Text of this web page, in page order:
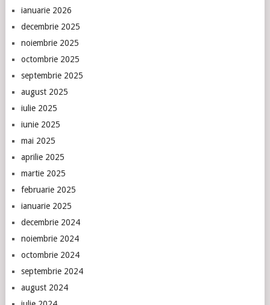
ianuarie 2026
decembrie 2025
noiembrie 2025
octombrie 2025
septembrie 2025
august 2025
iulie 2025
iunie 2025
mai 2025
aprilie 2025
martie 2025
februarie 2025
ianuarie 2025
decembrie 2024
noiembrie 2024
octombrie 2024
septembrie 2024
august 2024